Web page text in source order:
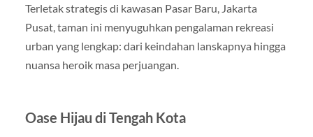
Terletak strategis di kawasan Pasar Baru, Jakarta
Pusat, taman ini menyuguhkan pengalaman rekreasi
urban yang lengkap: dari keindahan lanskapnya hingga
nuansa heroik masa perjuangan.
Oase Hijau di Tengah Kota